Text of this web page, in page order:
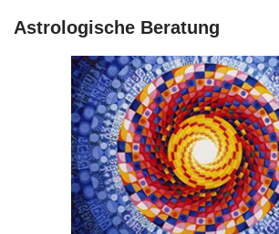
Astrologische Beratung